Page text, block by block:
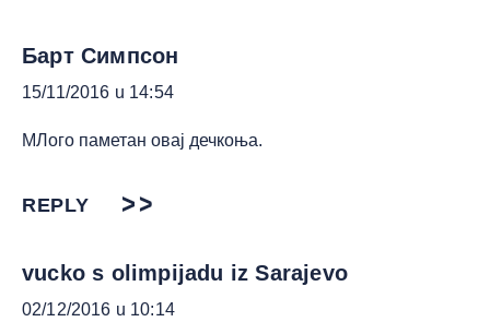
Барт Симпсон
15/11/2016 u 14:54
МЛого паметан овај дечкоња.
REPLY
vucko s olimpijadu iz Sarajevo
02/12/2016 u 10:14